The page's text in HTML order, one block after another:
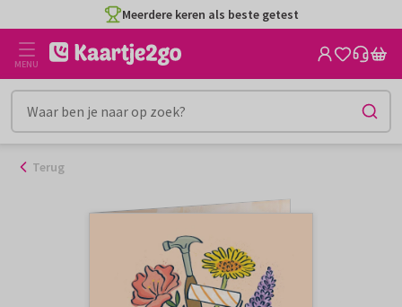
naar
inhoud
Meerdere keren als beste getest
MENU
Terug